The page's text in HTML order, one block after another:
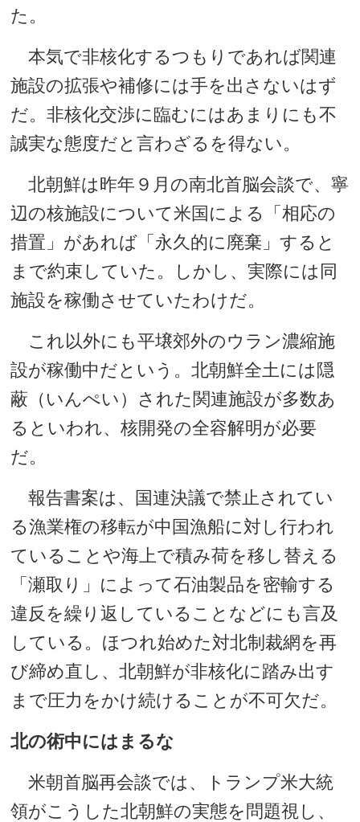
た。
本気で非核化するつもりであれば関連
施設の拡張や補修には手を出さないはず
だ。非核化交渉に臨むにはあまりにも不
誠実な態度だと言わざるを得ない。
北朝鮮は昨年９月の南北首脳会談で、寧
辺の核施設について米国による「相応の
措置」があれば「永久的に廃棄」すると
まで約束していた。しかし、実際には同
施設を稼働させていたわけだ。
これ以外にも平壌郊外のウラン濃縮施
設が稼働中だという。北朝鮮全土には隠
蔽（いんぺい）された関連施設が多数あ
るといわれ、核開発の全容解明が必要
だ。
報告書案は、国連決議で禁止されてい
る漁業権の移転が中国漁船に対し行われ
ていることや海上で積み荷を移し替える
「瀬取り」によって石油製品を密輸する
違反を繰り返していることなどにも言及
している。ほつれ始めた対北制裁網を再
び締め直し、北朝鮮が非核化に踏み出す
まで圧力をかけ続けることが不可欠だ。
北の術中にはまるな
米朝首脳再会談では、トランプ米大統
領がこうした北朝鮮の実態を問題視し、